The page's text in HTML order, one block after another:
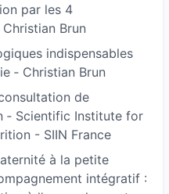
aujourd’hui vous
globale à
de santé, que vous
chroniques ou
meilleure santé
mieux possible,
mes connaissances
par les 4
Brun
indispensables
‐ Christian Brun
de
‐ Scientific Institute for
- SIIN France
à la petite
intégratif :